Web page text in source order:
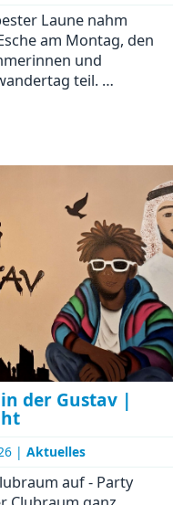
Laune nahm
am Montag, den
und
teil. …
der Gustav |
| Aktuelles
auf - Party